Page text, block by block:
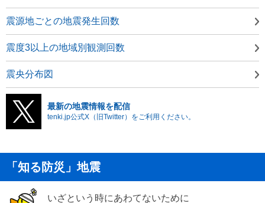
震源地ごとの地震発生回数
震度3以上の地域別観測回数
震央分布図
最新の地震情報を配信
tenki.jp公式X（旧Twitter）をご利用ください。
「知る防災」地震
いざという時にあわてないために